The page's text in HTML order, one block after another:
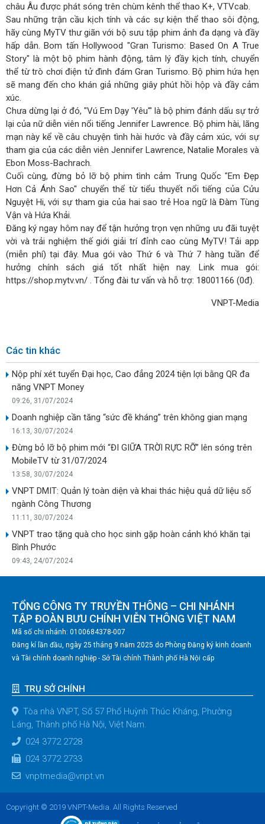
châu Âu được phát sóng trên chùm kênh thể thao K+, VTVcab.
Sau những trận cầu kịch tính và các sự kiện thể thao sôi động,
hãy cùng MyTV thư giãn với bộ sưu tập phim ảnh đa dạng và đầy
hấp dẫn. Bom tấn Hollywood "Gran Turismo: Based On A True
Story" là một bộ phim hành động, tâm lý đầy kịch tính, chuyển
thể từ trò chơi điện tử đình đám Gran Turismo. Bộ phim hứa hẹn
sẽ mang đến cho khán giả những giây phút hồi hộp và đầy cảm
xúc.
Chưa dừng lại ở đó, "Vú Em Dạy 'Yêu'" là bộ phim đánh dấu sự trở
lại của nữ diễn viên nổi tiếng Jennifer Lawrence. Bộ phim hài, lãng
mạn này kể về câu chuyện tình hài hước và đầy cảm xúc, với sự
tham gia của các diễn viên Jennifer Lawrence, Natalie Morales và
Ebon Moss-Bachrach.
Cuối cùng, đừng bỏ lỡ bộ phim tình cảm Trung Quốc "Em Đẹp
Hơn Cả Ánh Sao" chuyển thể từ tiểu thuyết nổi tiếng của Cửu
Nguyệt Hi, với sự tham gia của hai sao trẻ Hoa ngữ là Đàm Tùng
Vận và Hứa Khải.
Đăng ký ngay hôm nay để tận hưởng trọn vẹn những ưu đãi tuyệt
vời và trải nghiệm thế giới giải trí đỉnh cao cùng MyTV! Tải app
(miễn phí) tại đây. Mua gói vào Thứ 6 và Thứ 7 hàng tuần để
hưởng chính sách giá tốt nhất hiện nay. Link mua gói:
https://shop.mytv.vn/ . Tổng đài tư vấn và hỗ trợ: 18001166 (0đ).
VNPT-Media
Các tin khác
Nộp phí xét tuyển Đại học, Cao đẳng 2024 tiện lợi bằng QR đa
năng VNPT Money
09:26, 31/07/2024
Doanh nghiệp cần tăng “sức đề kháng” trên không gian mạng
16:13, 30/07/2024
Đừng bỏ lỡ bộ phim mới “ĐI GIỮA TRỜI RỰC RỠ” lên sóng trên
MobileTV từ 31/07/2024
13:58, 30/07/2024
VNPT DMIT: Quản lý toàn diện và khai thác hiệu quả dữ liệu số
ngành Công Thương
11:11, 30/07/2024
VNPT trao tặng quà cho học sinh gặp hoàn cảnh khó khăn tại
Bình Phước
09:43, 24/07/2024
TỔNG CÔNG TY TRUYỀN THÔNG – CHI NHÁNH
TẬP ĐOÀN BƯU CHÍNH VIỄN THÔNG VIỆT NAM
Mã số chi nhánh: 0100684378-007
Đăng kí lần đầu, ngày 25 tháng 9 năm 2025 do Phòng Đăng ký kinh doanh
và Tài chính doanh nghiệp - Sở Tài chính Thành phố Hà Nội cấp
TRỤ SỞ CHÍNH
Tòa nhà VNPT, Số 57 Phố Huỳnh Thúc Kháng, Phường
Láng, Thành phố Hà Nội, Việt Nam.
024 3772 2728
024 3772 2733
vnptmedia@vnpt.vn
Copyright © 2019 VNPT-Media. All Rights Reserved